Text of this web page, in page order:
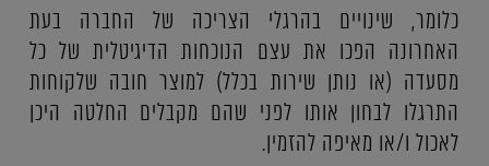
כלומר, שינויים בהרגלי הצריכה של החברה בעת
האחרונה הפכו את עצם הנוכחות הדיגיטלית של כל
מסעדה (או נותן שירות בכלל) למוצר חובה שלקוחות
התרגלו לבחון אותו לפני שהם מקבלים החלטה היכן
לאכול ו/או מאיפה להזמין.